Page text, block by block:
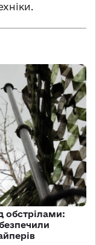
обстрілами: